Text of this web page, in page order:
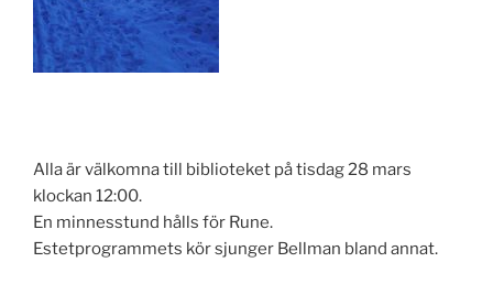
Alla är välkomna till biblioteket på tisdag 28 mars
klockan 12:00.
En minnesstund hålls för Rune.
Estetprogrammets kör sjunger Bellman bland annat.